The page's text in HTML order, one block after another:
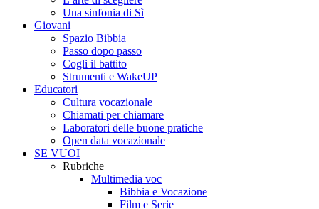
Una sinfonia di Sì
Giovani
Spazio Bibbia
Passo dopo passo
Cogli il battito
Strumenti e WakeUP
Educatori
Cultura vocazionale
Chiamati per chiamare
Laboratori delle buone pratiche
Open data vocazionale
SE VUOI
Rubriche
Multimedia voc
Bibbia e Vocazione
Film e Serie